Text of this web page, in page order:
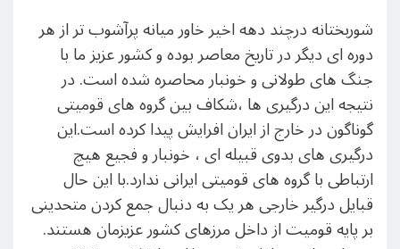
شوربختانه درچند دهه اخیر خاور میانه پرآشوب تر از هر
دوره ای دیگر در تاریخ معاصر بوده و کشور عزیز ما با
جنگ های طولانی و خونبار محاصره شده است. در
نتیجه این درگیری ها ،شکاف بین گروه های قومیتی
گوناگون در خارج از ایران افرایش پیدا کرده است.این
درگیری های بدوی قبیله ای ، خونبار و فجیع هیچ
ارتباطی با گروه های قومیتی ایرانی ندارد.با این حال
قبایل درگیر خارجی هر یک به دنبال جمع کردن متحدینی
بر پایه قومیت از داخل مرزهای کشور عزیزمان هستند.